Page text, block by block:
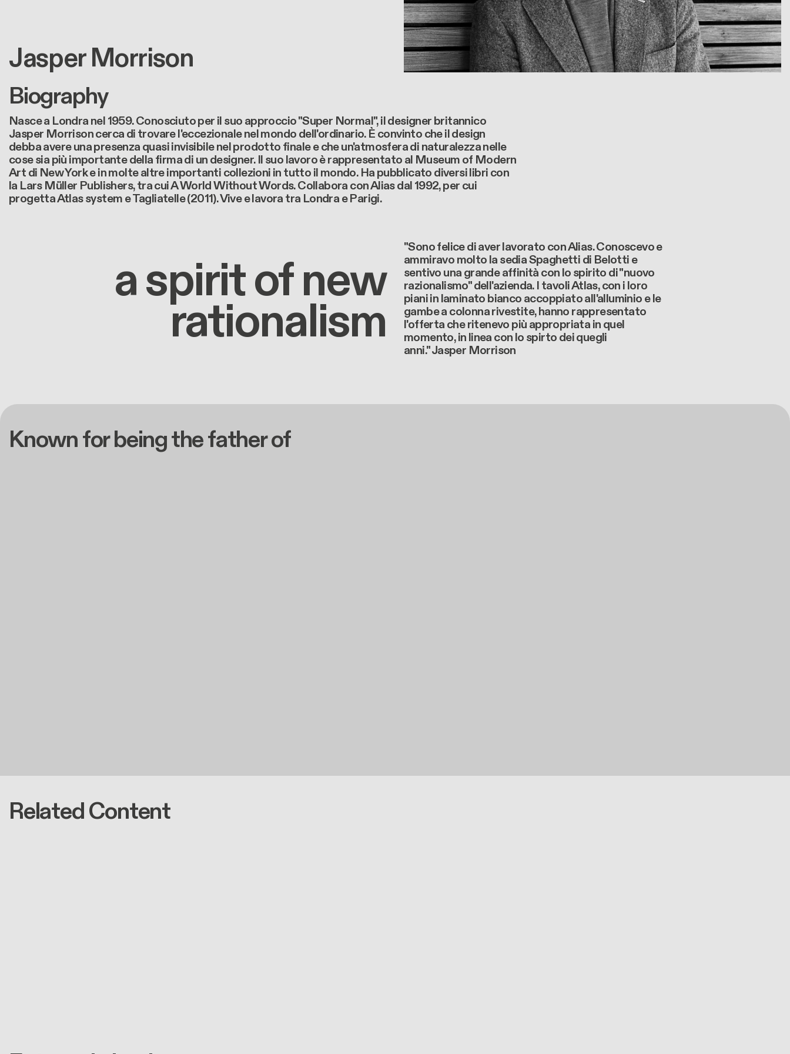
Jasper Morrison
Biography
Nasce a Londra nel 1959. Conosciuto per il suo approccio "Super Normal", il designer britannico
Jasper Morrison cerca di trovare l'eccezionale nel mondo dell'ordinario. È convinto che il design
debba avere una presenza quasi invisibile nel prodotto finale e che un'atmosfera di naturalezza nelle
cose sia più importante della firma di un designer. Il suo lavoro è rappresentato al Museum of Modern
Art di New York e in molte altre importanti collezioni in tutto il mondo. Ha pubblicato diversi libri con
la Lars Müller Publishers, tra cui A World Without Words. Collabora con Alias dal 1992, per cui
progetta Atlas system e Tagliatelle (2011). Vive e lavora tra Londra e Parigi.
a spirit of new
rationalism
"Sono felice di aver lavorato con Alias. Conoscevo e
ammiravo molto la sedia Spaghetti di Belotti e
sentivo una grande affinità con lo spirito di "nuovo
razionalismo" dell'azienda. I tavoli Atlas, con i loro
piani in laminato bianco accoppiato all'alluminio e le
gambe a colonna rivestite, hanno rappresentato
l'offerta che ritenevo più appropriata in quel
momento, in linea con lo spirto dei quegli
anni." Jasper Morrison
Known for being the father of
Related Content